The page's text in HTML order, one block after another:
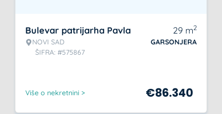
Bulevar patrijarha Pavla
NOVI SAD
ŠIFRA: #575867
29 m2
GARSONJERA
Više o nekretnini > €86.340